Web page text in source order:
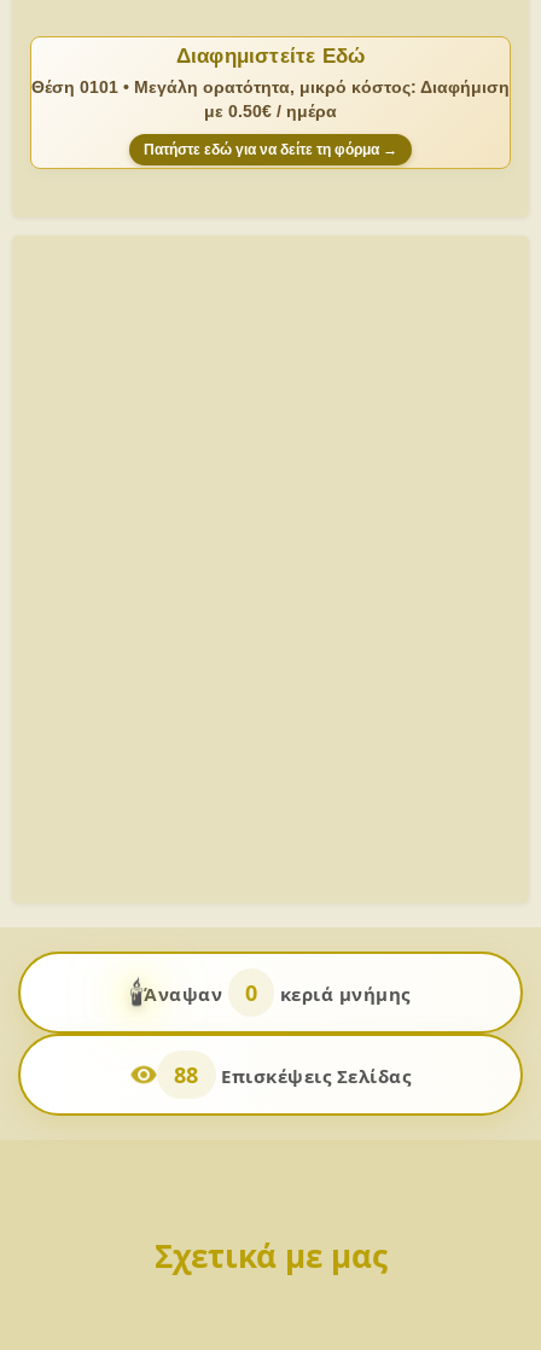
Διαφημιστείτε Εδώ
Θέση 0101 • Μεγάλη ορατότητα, μικρό κόστος: Διαφήμιση
με 0.50€ / ημέρα
Πατήστε εδώ για να δείτε τη φόρμα →
🕯️Άναψαν 0 κεριά μνήμης
88 Επισκέψεις Σελίδας
Σχετικά με μας